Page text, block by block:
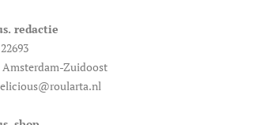
redactie
Amsterdam-Zuidoost